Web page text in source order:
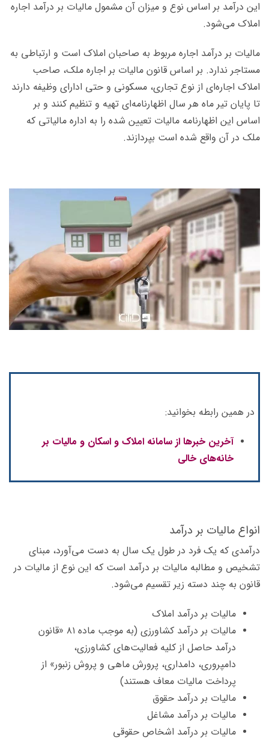
این درآمد بر اساس نوع و میزان آن مشمول مالیات بر درآمد اجاره
املاک می‌شود.
مالیات بر درآمد اجاره مربوط به صاحبان املاک است و ارتباطی به
مستاجر ندارد. بر اساس قانون مالیات بر اجاره ملک، صاحب
املاک اجاره‌ای از نوع تجاری، مسکونی و حتی ادارای وظیفه دارند
تا پایان تیر ماه هر سال اظهارنامه‌ای تهیه و تنظیم کنند و بر
اساس این اظهارنامه مالیات تعیین شده را به اداره مالیاتی که
ملک در آن واقع شده است بپردازند.
در همین رابطه بخوانید:
آخرین خبرها از سامانه املاک و اسکان و مالیات بر
خانه‌های خالی
انواع مالیات بر درآمد
درآمدی که یک فرد در طول یک سال به دست می‌آورد، مبنای
تشخیص و مطالبه مالیات بر درآمد است که این نوع از مالیات در
قانون به چند دسته زیر تقسیم می‌شود.
مالیات بر درآمد املاک
مالیات بر درآمد کشاورزی (به موجب ماده ۸۱ «قانون
درآمد حاصل از کلیه فعالیت‌های کشاورزی،
دامپروری، دامداری، پرورش ماهی و پروش زنبور» از
پرداخت مالیات معاف هستند)
مالیات بر درآمد حقوق
مالیات بر درآمد مشاغل
مالیات بر درآمد اشخاص حقوقی